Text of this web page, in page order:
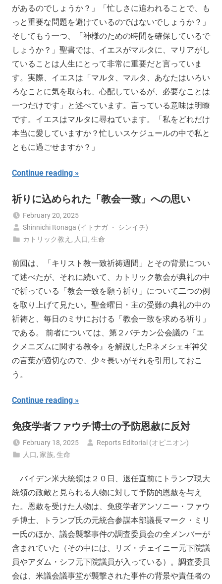
があるのでしょうか？」「忙しさに追われることで、も
っと重要な問題を避けているのではないでしょうか？」
そしてもう一つ、「神様のための時間を確保しているで
しょうか？」聖書では、イエスがマルタに、マリアがし
ていることは人生にとって非常に重要だと言っていま
す。実際、イエスは「マルタ、マルタ、あなたはいろい
ろなことに気を取られ、心配しているが、必要なことは
一つだけです」と述べています。言っている意味は明瞭
です。イエスはマルタに尋ねています。「私をどれだけ
本当に愛していますか？忙しいスケジュールの中で私と
ともに過ごせますか？」
Continue reading
祈りに込められた「教会一致」への思い
February 20, 2025
Shinnichi Itonaga (イトナガ ・ シンイチ)
カトリック教え , 人口,生命
前回は、「キリスト教一致祈祷週間」とその背景につい
て述べたが、それに続いて、カトリック教会が典礼の中
で祈っている「教会一致を願う祈り」について二つの例
を取り上げて見たい。聖金曜日・主の受難の典礼の中の
祈祷と、毎日のミサにおける「教会一致を求める祈り」
である。 前者については、第２バチカン公会議の『エ
クメニズムに関する教令』を解説したP.ネメシェギ神父
の言葉が適切なので、少々長いがそれを引用しておこ
う。
Continue reading
免疫学者ファウチ博士の予防恩赦に反対
February 18, 2025
Reports Editorial (オピニオン)
人口,家族,生命
バイデン米大統領は２０日、退任直前にトランプ現大
統領の政敵と見られる人物に対して予防的恩赦を与え
た。恩赦を受けた人物は、免疫学者アンソニー・ファウ
チ博士、トランプ氏の元統合参謀本部議長マーク・ミリ
ー氏のほか、議会襲撃事件の調査委員会の全メンバーが
含まれていた（その中には、リズ・チェイニー元下院議
員やアダム・シフ元下院議員が入っている）。調査委員
会は、米議会議事堂が襲撃された事件の背景や責任者の